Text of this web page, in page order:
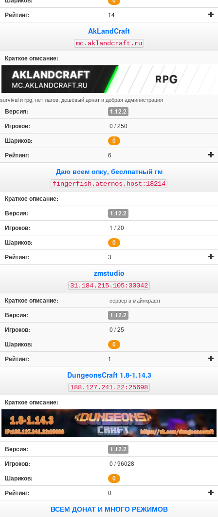
14
AkLandCraft
mc.aklandcraft.ru
survival и rpg, нет лагов, дешёвый донат и добрая администрация
1.12.2
0 / 250
0
6
Даю всем опку, беслпатный гм
fingerfish.aternos.host:18214
1.12.2
1 / 20
0
3
zmstudio
31.184.215.105:30042
сервер в майнкрафт
1.12.2
0 / 25
0
1
DungeonsCraft 1.8-1.14.3
188.127.241.22:25698
1.12.2
0 / 96028
0
0
ВСЕМ ДОНАТ И МНОГО РЕЖИМОВ